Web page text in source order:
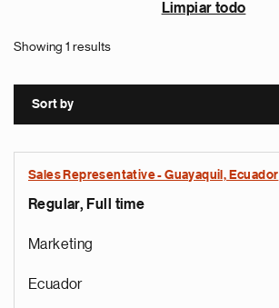
Limpiar todo
Showing 1 results
Sort by
Sales Representative - Guayaquil, Ecuador
Regular, Full time
Marketing
Ecuador